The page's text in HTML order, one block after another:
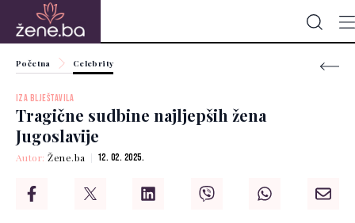
Početna Celebrity
IZA BLJEŠTAVILA
Tragične sudbine najljepših žena
Jugoslavije
Autor:Žene.ba 12. 02. 2025.